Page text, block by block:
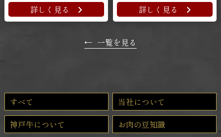
詳しく見る
詳しく見る
← 一覧を見る
すべて
当社について
神戸牛について
お肉の豆知識